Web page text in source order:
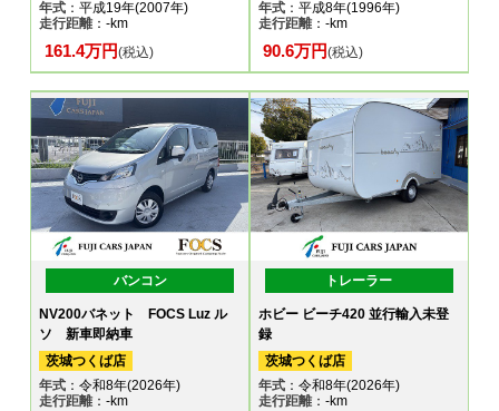
年式 ：平成19年(2007年)
走行距離：-km
161.4万円(税込)
年式：平成8年(1996年)
走行距離：-km
90.6万円(税込)
バンコン
NV200バネット FOCS Luz ル
ソ 新車即納車
茨城つくば店
年式 ：令和8年(2026年)
走行距離：-km
トレーラー
ホビー ビーチ420 並行輸入未登
録
茨城つくば店
年式：令和8年(2026年)
走行距離：-km